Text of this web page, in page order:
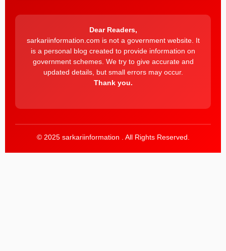
Dear Readers,
sarkariinformation.com is not a government website. It
is a personal blog created to provide information on
government schemes. We try to give accurate and
updated details, but small errors may occur.
Thank you.
© 2025 sarkariinformation . All Rights Reserved.